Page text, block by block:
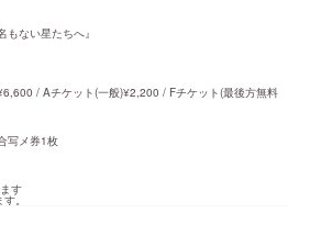
ない星たちへ』
/ Aチケット(一般)¥2,200 / Fチケット(最後方無料
写メ券1枚
す
。